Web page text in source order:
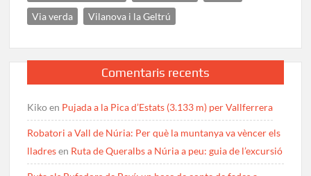
Via verda
Vilanova i la Geltrú
Comentaris recents
Kikoen Pujada a la Pica d’Estats (3.133 m) per Vallferrera
Robatori a Vall de Núria: Per què la muntanya va vèncer els
lladresen Ruta de Queralbs a Núria a peu: guia de l’excursió